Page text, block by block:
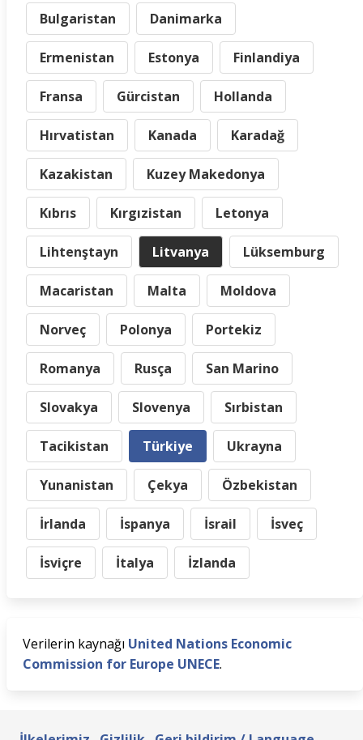
Bulgaristan Danimarka
Ermenistan Estonya Finlandiya
Fransa Gürcistan Hollanda
Hırvatistan Kanada Karadağ
Kazakistan Kuzey Makedonya
Kıbrıs Kırgızistan Letonya
Lihtenştayn Litvanya Lüksemburg
Macaristan Malta Moldova
Norveç Polonya Portekiz
Romanya Rusça San Marino
Slovakya Slovenya Sırbistan
Tacikistan Türkiye Ukrayna
Yunanistan Çekya Özbekistan
İrlanda İspanya İsrail İsveç
İsviçre İtalya İzlanda
Verilerin kaynağı United Nations Economic
Commission for Europe UNECE.